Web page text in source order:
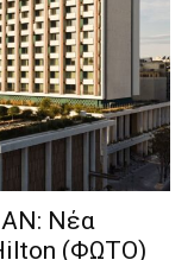
Νέα
(ΦΩΤΟ)